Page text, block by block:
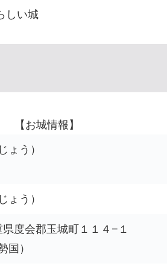
しい城
【お城情報】
ょう）
ょう）
度会郡玉城町１１４−１
国）